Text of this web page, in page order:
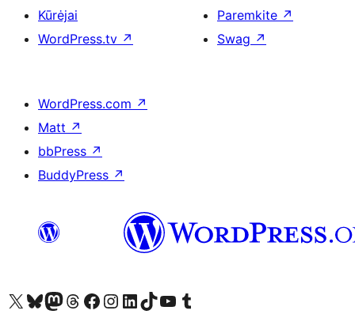
Kūrėjai
WordPress.tv ↗
Paremkite ↗
Swag ↗
WordPress.com ↗
Matt ↗
bbPress ↗
BuddyPress ↗
Visit our X (formerly Twitter) account
Apsilankykite mūsų Bluesky paskyroje
Visit our Mastodon account
Apsilankykite mūsų Threads paskyroje
Visit our Facebook page
Visit our Instagram account
Visit our LinkedIn account
Apsilankykite mūsų TikTok paskyroje
Visit our YouTube channel
Apsilankykite mūsų Tumblr paskyroje